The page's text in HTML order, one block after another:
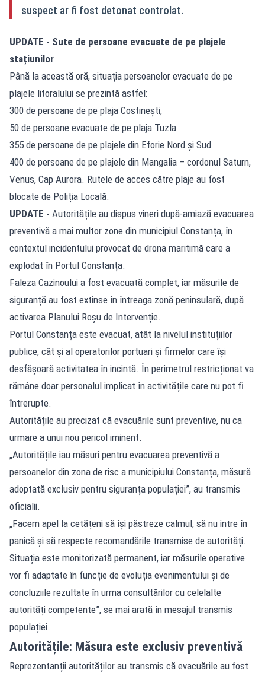
suspect ar fi fost detonat controlat.
UPDATE - Sute de persoane evacuate de pe plajele
stațiunilor
Până la această oră, situația persoanelor evacuate de pe
plajele litoralului se prezintă astfel:
300 de persoane de pe plaja Costinești,
50 de persoane evacuate de pe plaja Tuzla
355 de persoane de pe plajele din Eforie Nord și Sud
400 de persoane de pe plajele din Mangalia – cordonul Saturn,
Venus, Cap Aurora. Rutele de acces către plaje au fost
blocate de Poliția Locală.
UPDATE - Autoritățile au dispus vineri după-amiază evacuarea
preventivă a mai multor zone din municipiul Constanța, în
contextul incidentului provocat de drona maritimă care a
explodat în Portul Constanța.
Faleza Cazinoului a fost evacuată complet, iar măsurile de
siguranță au fost extinse în întreaga zonă peninsulară, după
activarea Planului Roșu de Intervenție.
Portul Constanța este evacuat, atât la nivelul instituțiilor
publice, cât și al operatorilor portuari și firmelor care își
desfășoară activitatea în incintă. În perimetrul restricționat va
rămâne doar personalul implicat în activitățile care nu pot fi
întrerupte.
Autoritățile au precizat că evacuările sunt preventive, nu ca
urmare a unui nou pericol iminent.
„Autoritățile iau măsuri pentru evacuarea preventivă a
persoanelor din zona de risc a municipiului Constanța, măsură
adoptată exclusiv pentru siguranța populației”, au transmis
oficialii.
„Facem apel la cetățeni să își păstreze calmul, să nu intre în
panică și să respecte recomandările transmise de autorități.
Situația este monitorizată permanent, iar măsurile operative
vor fi adaptate în funcție de evoluția evenimentului și de
concluziile rezultate în urma consultărilor cu celelalte
autorități competente”, se mai arată în mesajul transmis
populației.
Autoritățile: Măsura este exclusiv preventivă
Reprezentanții autorităților au transmis că evacuările au fost